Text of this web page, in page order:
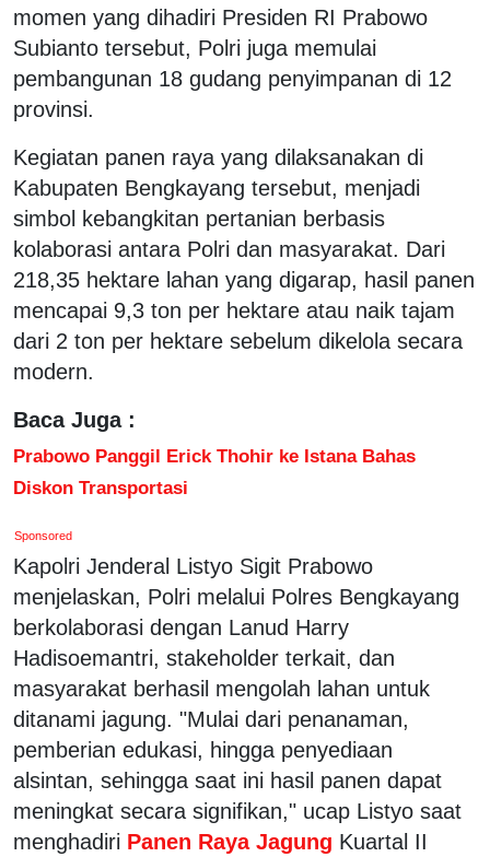
momen yang dihadiri Presiden RI Prabowo
Subianto tersebut, Polri juga memulai
pembangunan 18 gudang penyimpanan di 12
provinsi.
Kegiatan panen raya yang dilaksanakan di
Kabupaten Bengkayang tersebut, menjadi
simbol kebangkitan pertanian berbasis
kolaborasi antara Polri dan masyarakat. Dari
218,35 hektare lahan yang digarap, hasil panen
mencapai 9,3 ton per hektare atau naik tajam
dari 2 ton per hektare sebelum dikelola secara
modern.
Baca Juga :
Prabowo Panggil Erick Thohir ke Istana Bahas
Diskon Transportasi
Sponsored
Kapolri Jenderal Listyo Sigit Prabowo
menjelaskan, Polri melalui Polres Bengkayang
berkolaborasi dengan Lanud Harry
Hadisoemantri, stakeholder terkait, dan
masyarakat berhasil mengolah lahan untuk
ditanami jagung. "Mulai dari penanaman,
pemberian edukasi, hingga penyediaan
alsintan, sehingga saat ini hasil panen dapat
meningkat secara signifikan," ucap Listyo saat
menghadiri Panen Raya Jagung Kuartal II